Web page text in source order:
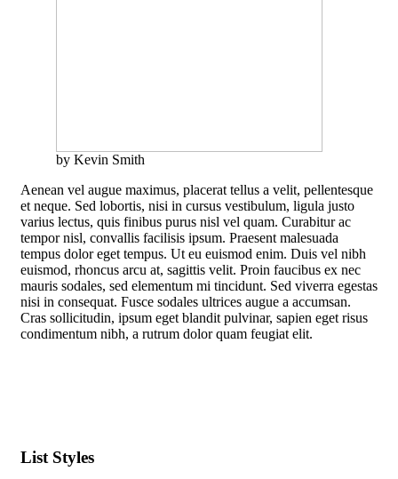
by Kevin Smith
Aenean vel augue maximus, placerat tellus a velit, pellentesque
et neque. Sed lobortis, nisi in cursus vestibulum, ligula justo
varius lectus, quis finibus purus nisl vel quam. Curabitur ac
tempor nisl, convallis facilisis ipsum. Praesent malesuada
tempus dolor eget tempus. Ut eu euismod enim. Duis vel nibh
euismod, rhoncus arcu at, sagittis velit. Proin faucibus ex nec
mauris sodales, sed elementum mi tincidunt. Sed viverra egestas
nisi in consequat. Fusce sodales ultrices augue a accumsan.
Cras sollicitudin, ipsum eget blandit pulvinar, sapien eget risus
condimentum nibh, a rutrum dolor quam feugiat elit.
List Styles